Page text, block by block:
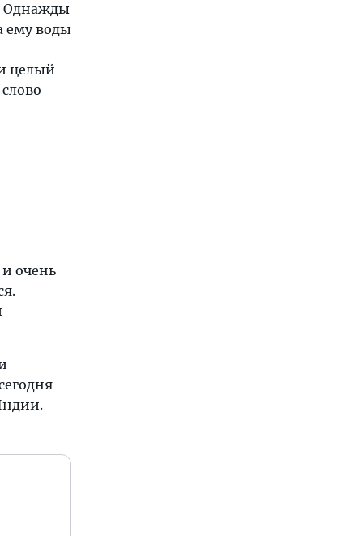
Однажды
ему воды
целый
очень